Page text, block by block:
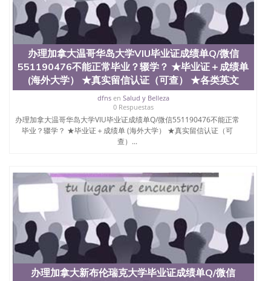
交时间，公司人员陪同客户本人一起去留服递交材
料； 5、等待结果，完成结果书留服直接邮寄给客户
6、客户确认收到结果，付余款。 我们对海外大学及
学院的毕业证成绩单所使用的材料，尺寸大小，防伪
结构（包括：水印，阴影底纹，钢印LOGO烫金烫
银，LOGO烫金烫银复合重叠。 文字图案浮雕，激光
镭射，紫外荧光，温感，复印防伪）都有原版本文凭
对照。质量得到了广大海外客户群体的认可，同时和
海外学校留学中介， 同时能做到与时俱进，及时掌握
各大院校的（毕业证，成绩单，资格证，学生卡，结
业证，录取通知书，在读证明等相关材料）的版本更
新信息， 能够在时间掌握的海外学历文凭的样版，尺
们在保证合理定价的同时，坚持较高性价比，通过品
质和效率不断优化，为您倾情诠释什么是高性价比。
咨询顾问：Sam q/微信:551190476 Q/微
信:551190476办理毕业证成绩单、教育部认证,录取通
知书，雅思，留学回国证明.
公司专业制作、办理、仿制、成绩单文凭、改成绩、
教育部学历学位认证、毕业证、成绩单、文凭、学历
文凭、假文凭假毕业证假学历书制作、假制作、办
理、仿制学位证书、毕业证文凭、文凭毕业证、毕业
办理加拿大温哥华岛大学VIU毕业证成绩单Q/微信
551190476不能正常毕业？辍学？ ★毕业证＋成绩单
(海外大学） ★真实留信认证（可查） ★各类英文
dfnsen Salud y Belleza
0 Respuestas
办理加拿大温哥华岛大学VIU毕业证成绩单Q/微信551190476不能正常
毕业？辍学？ ★毕业证＋成绩单 (海外大学） ★真实留信认证（可
查）...
办理加拿大新布伦瑞克大学毕业证成绩单Q/微信